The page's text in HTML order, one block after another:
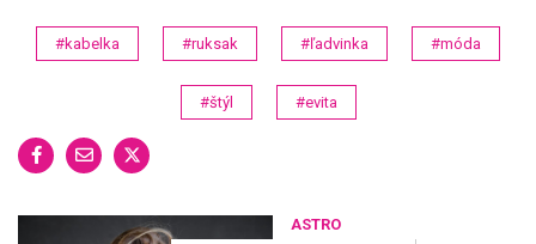
#kabelka #ruksak #ľadvinka #móda
#štýl #evita
ASTRO